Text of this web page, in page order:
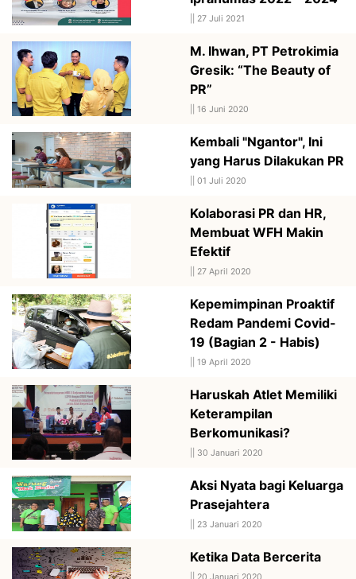
27 Juli 2021
M. Ihwan, PT Petrokimia
Gresik: “The Beauty of
PR”
16 Juni 2020
Kembali "Ngantor", Ini
yang Harus Dilakukan PR
01 Juli 2020
Kolaborasi PR dan HR,
Membuat WFH Makin
Efektif
27 April 2020
Kepemimpinan Proaktif
Redam Pandemi Covid-
19 (Bagian 2 - Habis)
19 April 2020
Haruskah Atlet Memiliki
Keterampilan
Berkomunikasi?
30 Januari 2020
Aksi Nyata bagi Keluarga
Prasejahtera
23 Januari 2020
Ketika Data Bercerita